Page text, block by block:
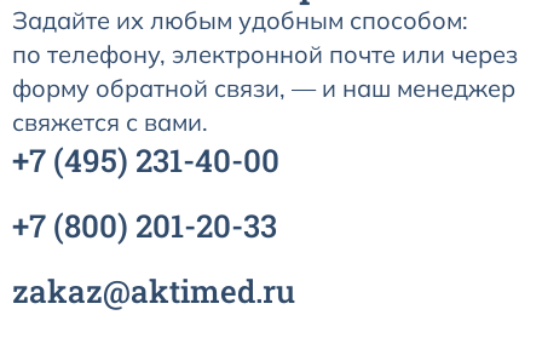
Задайте их любым удобным способом:
по телефону, электронной почте или через
форму обратной связи, — и наш менеджер
свяжется с вами.
+7 (495) 231-40-00
+7 (800) 201-20-33
zakaz@aktimed.ru